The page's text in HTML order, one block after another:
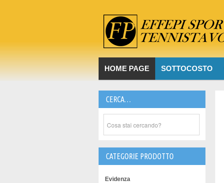
HOME PAGE SOTTOCOSTO
CERCA…
CATEGORIE PRODOTTO
Evidenza